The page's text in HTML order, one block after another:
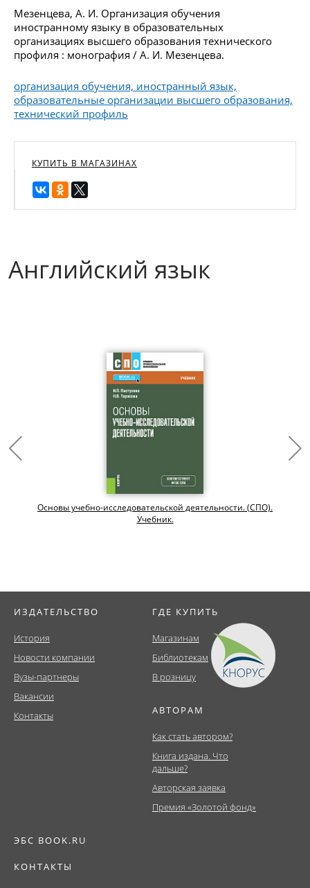
Мезенцева, А. И. Организация обучения
иностранному языку в образовательных
организациях высшего образования технического
профиля : монография / А. И. Мезенцева.
организация обучения, иностранный язык,
образовательные организации высшего образования,
технический профиль
КУПИТЬ В МАГАЗИНАХ
Английский язык
Основы учебно-исследовательской деятельности. (СПО).
Учебник.
ИЗДАТЕЛЬСТВО
История
Новости компании
Вузы-партнеры
Вакансии
Контакты
ГДЕ КУПИТЬ
Магазинам
Библиотекам
В розницу
АВТОРАМ
Как стать автором?
Книга издана. Что
дальше?
Авторская заявка
Премия «Золотой фонд»
ЭБС BOOK.RU
КОНТАКТЫ